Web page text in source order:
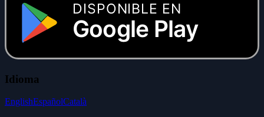
DISPONIBLE EN
Google Play
Idioma
EnglishEspañolCatalà